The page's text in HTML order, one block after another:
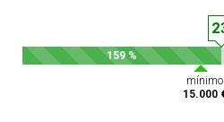
159 %
mínimo
15.000